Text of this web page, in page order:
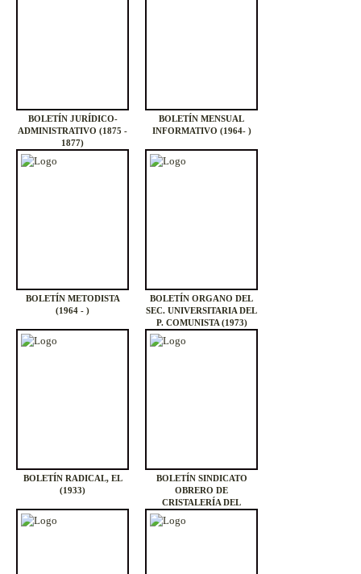
BOLETÍN JURÍDICO-
ADMINISTRATIVO (1875 -
1877)
BOLETÍN MENSUAL
INFORMATIVO (1964- )
BOLETÍN METODISTA
(1964 - )
BOLETÍN ORGANO DEL
SEC. UNIVERSITARIA DEL
P. COMUNISTA (1973)
BOLETÍN RADICAL, EL
(1933)
BOLETÍN SINDICATO
OBRERO DE
CRISTALERÍA DEL
URUGUAY (1956)